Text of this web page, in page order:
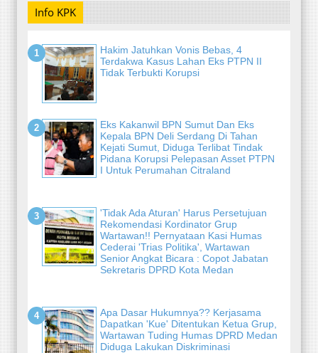
Info KPK
Hakim Jatuhkan Vonis Bebas, 4
Terdakwa Kasus Lahan Eks PTPN II
Tidak Terbukti Korupsi
Eks Kakanwil BPN Sumut Dan Eks
Kepala BPN Deli Serdang Di Tahan
Kejati Sumut, Diduga Terlibat Tindak
Pidana Korupsi Pelepasan Asset PTPN
I Untuk Perumahan Citraland
'Tidak Ada Aturan' Harus Persetujuan
Rekomendasi Kordinator Grup
Wartawan!! Pernyataan Kasi Humas
Cederai 'Trias Politika', Wartawan
Senior Angkat Bicara : Copot Jabatan
Sekretaris DPRD Kota Medan
Apa Dasar Hukumnya?? Kerjasama
Dapatkan 'Kue' Ditentukan Ketua Grup,
Wartawan Tuding Humas DPRD Medan
Diduga Lakukan Diskriminasi